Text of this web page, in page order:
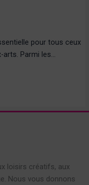
pour tous ceux
arts. Parmi les…
loisirs créatifs, aux
Nous vous donnons